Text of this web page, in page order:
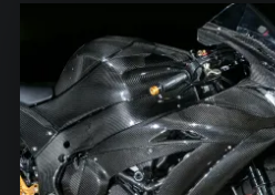
知
ら
せ
"